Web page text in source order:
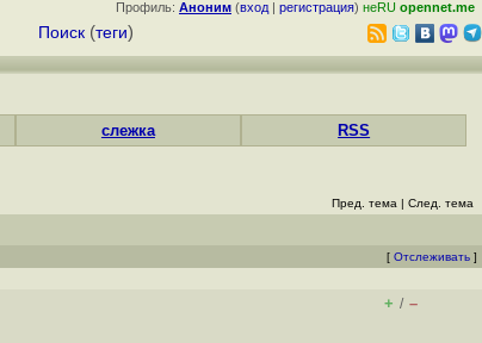
Профиль: Аноним (вход | регистрация) неRU opennet.me
Поиск (теги)
слежка RSS
Пред. тема | След. тема
[ Отслеживать ]
+ / –